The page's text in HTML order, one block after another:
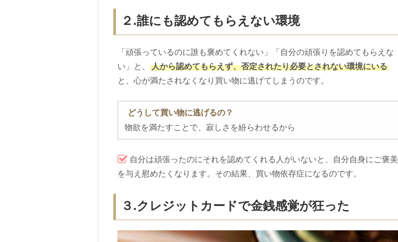
２.誰にも認めてもらえない環境
「頑張っているのに誰も褒めてくれない」「自分の頑張りを認めてもらえな
い」と、
人から認めてもらえず、否定されたり必要とされない環境にいる
と、心が満たされなくなり買い物に逃げてしまうのです。
どうして買い物に逃げるの？
物欲を満たすことで、寂しさを紛らわせるから
自分は頑張ったのにそれを認めてくれる人がいないと、自分自身にご褒美
を与え慰めたくなります。その結果、買い物依存症になるのです。
３.クレジットカードで金銭感覚が狂った